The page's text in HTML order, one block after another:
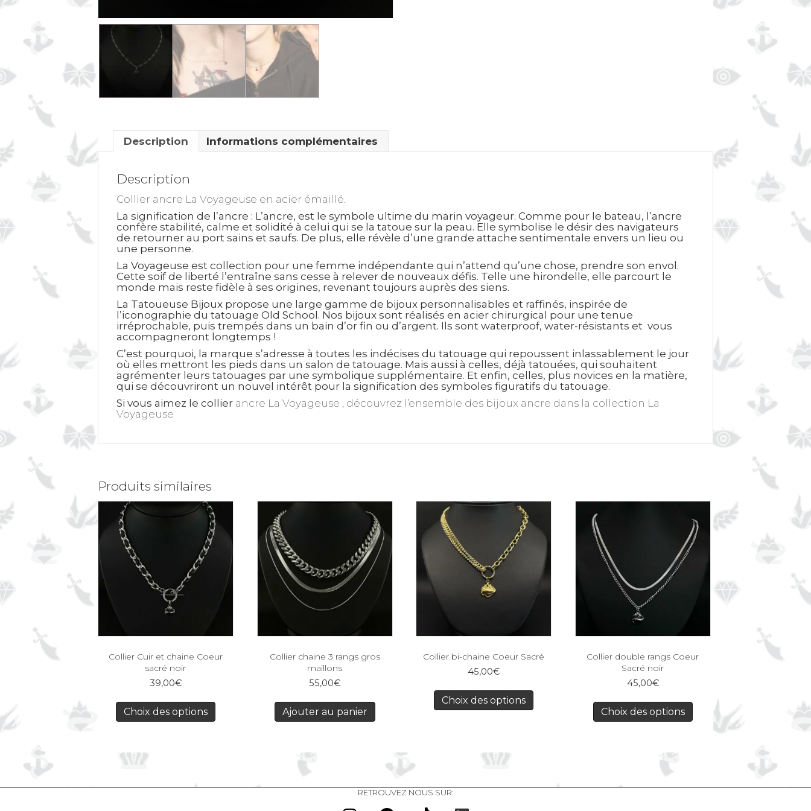
Description Informations complémentaires
Description
Collier ancre La Voyageuse en acier émaillé.
La signification de l’ancre : L’ancre, est le symbole ultime du marin voyageur. Comme pour le bateau, l’ancre
confère stabilité, calme et solidité à celui qui se la tatoue sur la peau. Elle symbolise le désir des navigateurs
de retourner au port sains et saufs. De plus, elle révèle d’une grande attache sentimentale envers un lieu ou
une personne.
La Voyageuse est collection pour une femme indépendante qui n’attend qu’une chose, prendre son envol.
Cette soif de liberté l’entraîne sans cesse à relever de nouveaux défis. Telle une hirondelle, elle parcourt le
monde mais reste fidèle à ses origines, revenant toujours auprès des siens.
La Tatoueuse Bijoux propose une large gamme de bijoux personnalisables et raffinés, inspirée de
l’iconographie du tatouage Old School. Nos bijoux sont réalisés en acier chirurgical pour une tenue
irréprochable, puis trempés dans un bain d’or fin ou d’argent. Ils sont waterproof, water-résistants et vous
accompagneront longtemps !
C’est pourquoi, la marque s’adresse à toutes les indécises du tatouage qui repoussent inlassablement le jour
où elles mettront les pieds dans un salon de tatouage. Mais aussi à celles, déjà tatouées, qui souhaitent
agrémenter leurs tatouages par une symbolique supplémentaire. Et enfin, celles, plus novices en la matière,
qui se découvriront un nouvel intérêt pour la signification des symboles figuratifs du tatouage.
Si vous aimez le collier ancre La Voyageuse , découvrez l’ensemble des bijoux ancre dans la collection La
Voyageuse
Produits similaires
Collier Cuir et chaine Coeur
sacré noir
39,00€
Choix des options
Collier chaine 3 rangs gros
maillons
55,00€
Ajouter au panier
Collier bi-chaine Coeur Sacré
45,00€
Choix des options
Collier double rangs Coeur
Sacré noir
45,00€
Choix des options
RETROUVEZ NOUS SUR: